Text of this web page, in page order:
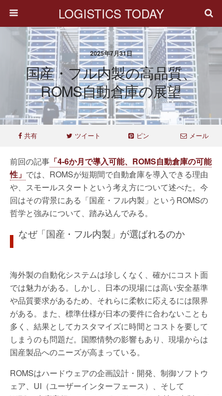
LOGISTICS TODAY
2025年7月31日
国産・フル内製の高品質、
ROMS自動倉庫の展望
共有 ツイート ピン メール
前回の記事 「4-6か月で導入可能、ROMS自動倉庫の可能
性」 では、ROMSが短期間で自動倉庫を導入できる理由
や、スモールスタートという考え方について述べた。今
回はその背景にある「国産・フル内製」というROMSの
哲学と強みについて、踏み込んでみる。
なぜ「国産・フル内製」が選ばれるのか
海外製の自動化システムは珍しくなく、確かにコスト面
では魅力がある。しかし、日本の現場には高い安全基準
や品質要求があるため、それらに柔軟に応えるには限界
がある。また、標準仕様が日本の要件に合わないことも
多く、結果としてカスタマイズに時間とコストを要して
しまうのも問題だ。国際情勢の影響もあり、現場からは
国産製品へのニーズが高まっている。
ROMSはハードウェアの企画設計・開発、制御ソフトウ
ェア、UI（ユーザーインターフェース）、そして